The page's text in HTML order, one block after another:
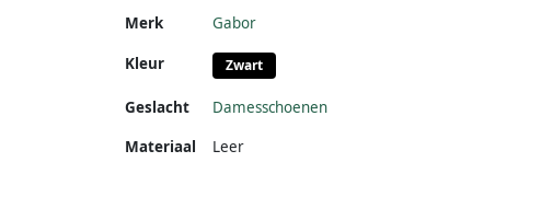
Merk Gabor
Kleur Zwart
Geslacht
Damesschoenen
Materiaal
Leer